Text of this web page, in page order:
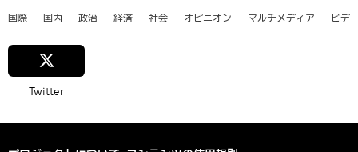
国際 国内 政治 経済 社会 オピニオン マルチメディア ビデ
Twitter